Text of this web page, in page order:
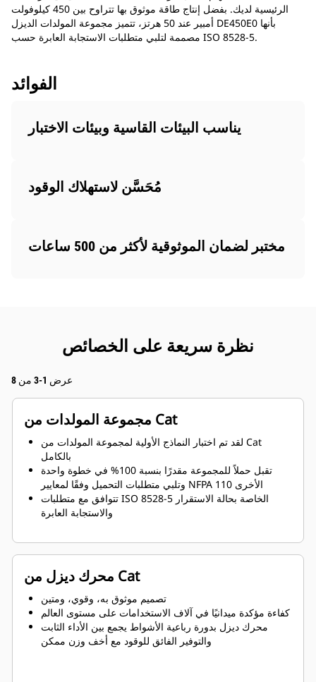
الرئيسية لديك. بفضل إنتاج طاقة موثوق بها تتراوح بين 450 كيلوفولت
أمبير عند 50 هرتز، تتميز مجموعة المولدات الديزل DE450E0 بأنها
مصممة لتلبي متطلبات الاستجابة العابرة حسب ISO 8528-5.
الفوائد
يناسب البيئات القاسية وبيئات الاختبار
مُحَسَّن لاستهلاك الوقود
مختبر لضمان الموثوقية لأكثر من 500 ساعات
نظرة سريعة على الخصائص
عرض 1-3 من 8
مجموعة المولدات من Cat
لقد تم اختبار النماذج الأولية لمجموعة المولدات من Cat
بالكامل
تقبل حملاً للمجموعة مقدرًا بنسبة 100% في خطوة واحدة
وتلبي متطلبات التحميل وفقًا لمعايير NFPA 110 الأخرى
تتوافق مع متطلبات ISO 8528-5 الخاصة بحالة الاستقرار
والاستجابة العابرة
محرك ديزل من Cat
تصميم موثوق به، وقوي، ومتين
كفاءة مؤكدة ميدانيًا في آلاف الاستخدامات على مستوى العالم
محرك ديزل بدورة رباعية الأشواط يجمع بين الأداء الثابت
والتوفير الفائق للوقود مع أخف وزن ممكن